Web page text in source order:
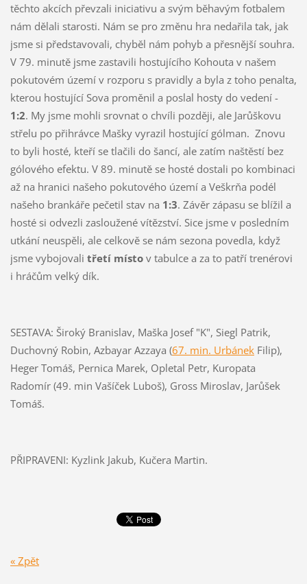
těchto akcích převzali iniciativu a svým běhavým fotbalem
nám dělali starosti. Nám se pro změnu hra nedařila tak, jak
jsme si představovali, chyběl nám pohyb a přesnější souhra.
V 79. minutě jsme zastavili hostujícího Kohouta v našem
pokutovém území v rozporu s pravidly a byla z toho penalta,
kterou hostující Sova proměnil a poslal hosty do vedení -
1:2. My jsme mohli srovnat o chvíli později, ale Jarůškovu
střelu po přihrávce Mašky vyrazil hostující gólman. Znovu
to byli hosté, kteří se tlačili do šancí, ale zatím naštěstí bez
gólového efektu. V 89. minutě se hosté dostali po kombinaci
až na hranici našeho pokutového území a Veškrňa podél
našeho brankáře pečetil stav na 1:3. Závěr zápasu se blížil a
hosté si odvezli zasloužené vítězství. Sice jsme v posledním
utkání neuspěli, ale celkově se nám sezona povedla, když
jsme vybojovali třetí místov tabulce a za to patří trenérovi
i hráčům velký dík.
SESTAVA: Široký Branislav, Maška Josef "K", Siegl Patrik,
Duchovný Robin, Azbayar Azzaya (67. min. UrbánekFilip),
Heger Tomáš, Pernica Marek, Opletal Petr, Kuropata
Radomír (49. min Vašíček Luboš), Gross Miroslav, Jarůšek
Tomáš.
PŘIPRAVENI: Kyzlink Jakub, Kučera Martin.
« Zpět